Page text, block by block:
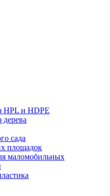
HPL и HDPE
сада
площадок
маломобильных